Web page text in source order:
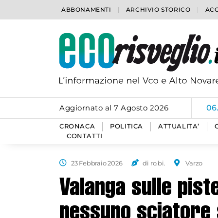
ABBONAMENTI ARCHIVIO STORICO
Aggiornato al 7 Agosto 2026
CRONACA POLITICA ATTUALITA’
CONTATTI
23 Febbraio 2026 di ro.bi. Varzo
Valanga sulle